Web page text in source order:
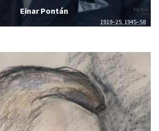
Einar Pontán
1919–25, 1945–58